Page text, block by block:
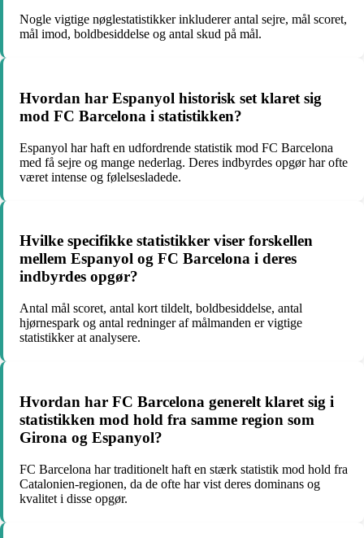
Nogle vigtige nøglestatistikker inkluderer antal sejre, mål scoret,
mål imod, boldbesiddelse og antal skud på mål.
Hvordan har Espanyol historisk set klaret sig
mod FC Barcelona i statistikken?
Espanyol har haft en udfordrende statistik mod FC Barcelona
med få sejre og mange nederlag. Deres indbyrdes opgør har ofte
været intense og følelsesladede.
Hvilke specifikke statistikker viser forskellen
mellem Espanyol og FC Barcelona i deres
indbyrdes opgør?
Antal mål scoret, antal kort tildelt, boldbesiddelse, antal
hjørnespark og antal redninger af målmanden er vigtige
statistikker at analysere.
Hvordan har FC Barcelona generelt klaret sig i
statistikken mod hold fra samme region som
Girona og Espanyol?
FC Barcelona har traditionelt haft en stærk statistik mod hold fra
Catalonien-regionen, da de ofte har vist deres dominans og
kvalitet i disse opgør.